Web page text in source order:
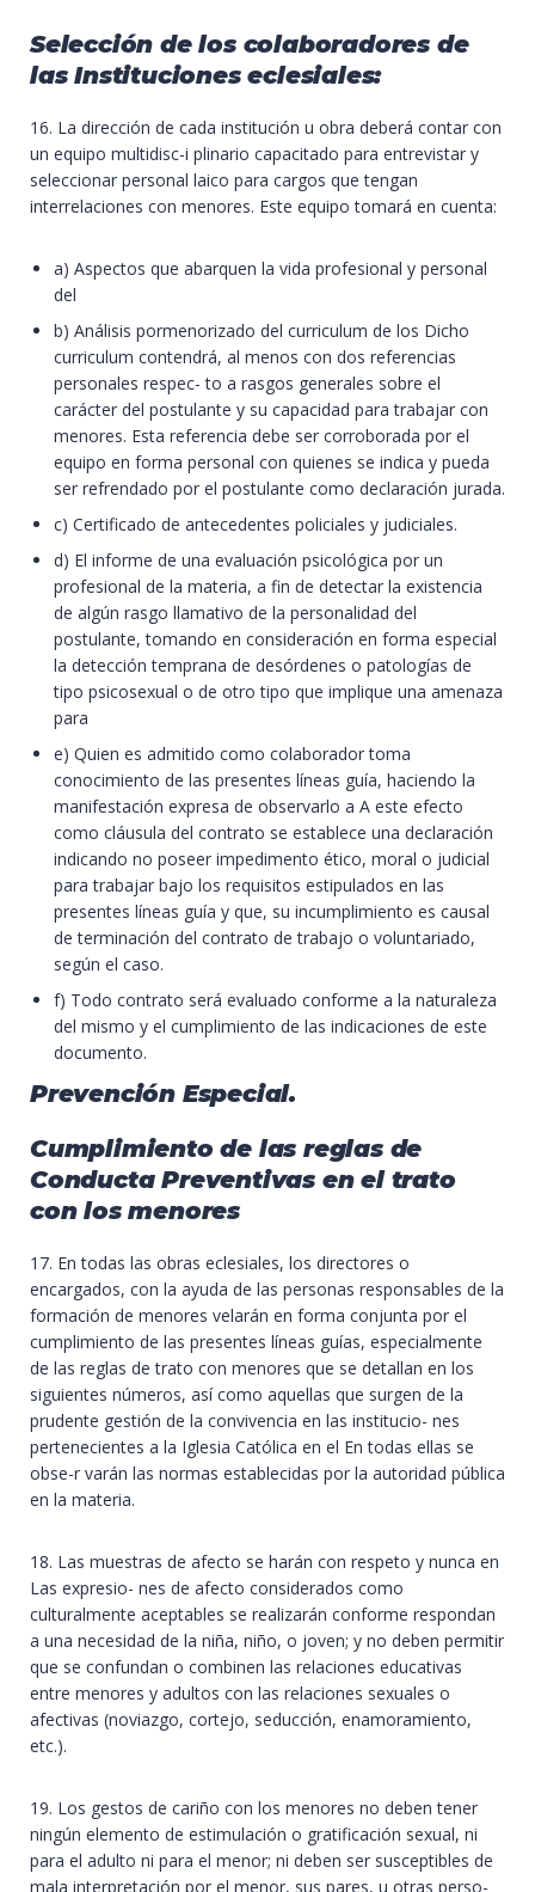
Selección de los colaboradores de
las Instituciones eclesiales:
16. La dirección de cada institución u obra deberá contar con
un equipo multidisc-i plinario capacitado para entrevistar y
seleccionar personal laico para cargos que tengan
interrelaciones con menores. Este equipo tomará en cuenta:
a) Aspectos que abarquen la vida profesional y personal
del
b) Análisis pormenorizado del curriculum de los Dicho
curriculum contendrá, al menos con dos referencias
personales respec- to a rasgos generales sobre el
carácter del postulante y su capacidad para trabajar con
menores. Esta referencia debe ser corroborada por el
equipo en forma personal con quienes se indica y pueda
ser refrendado por el postulante como declaración jurada.
c) Certificado de antecedentes policiales y judiciales.
d) El informe de una evaluación psicológica por un
profesional de la materia, a fin de detectar la existencia
de algún rasgo llamativo de la personalidad del
postulante, tomando en consideración en forma especial
la detección temprana de desórdenes o patologías de
tipo psicosexual o de otro tipo que implique una amenaza
para
e) Quien es admitido como colaborador toma
conocimiento de las presentes líneas guía, haciendo la
manifestación expresa de observarlo a A este efecto
como cláusula del contrato se establece una declaración
indicando no poseer impedimento ético, moral o judicial
para trabajar bajo los requisitos estipulados en las
presentes líneas guía y que, su incumplimiento es causal
de terminación del contrato de trabajo o voluntariado,
según el caso.
f) Todo contrato será evaluado conforme a la naturaleza
del mismo y el cumplimiento de las indicaciones de este
documento.
Prevención Especial.
Cumplimiento de las reglas de
Conducta Preventivas en el trato
con los menores
17. En todas las obras eclesiales, los directores o
encargados, con la ayuda de las personas responsables de la
formación de menores velarán en forma conjunta por el
cumplimiento de las presentes líneas guías, especialmente
de las reglas de trato con menores que se detallan en los
siguientes números, así como aquellas que surgen de la
prudente gestión de la convivencia en las institucio- nes
pertenecientes a la Iglesia Católica en el En todas ellas se
obse-r varán las normas establecidas por la autoridad pública
en la materia.
18. Las muestras de afecto se harán con respeto y nunca en
Las expresio- nes de afecto considerados como
culturalmente aceptables se realizarán conforme respondan
a una necesidad de la niña, niño, o joven; y no deben permitir
que se confundan o combinen las relaciones educativas
entre menores y adultos con las relaciones sexuales o
afectivas (noviazgo, cortejo, seducción, enamoramiento,
etc.).
19. Los gestos de cariño con los menores no deben tener
ningún elemento de estimulación o gratificación sexual, ni
para el adulto ni para el menor; ni deben ser susceptibles de
mala interpretación por el menor, sus pares, u otras perso-